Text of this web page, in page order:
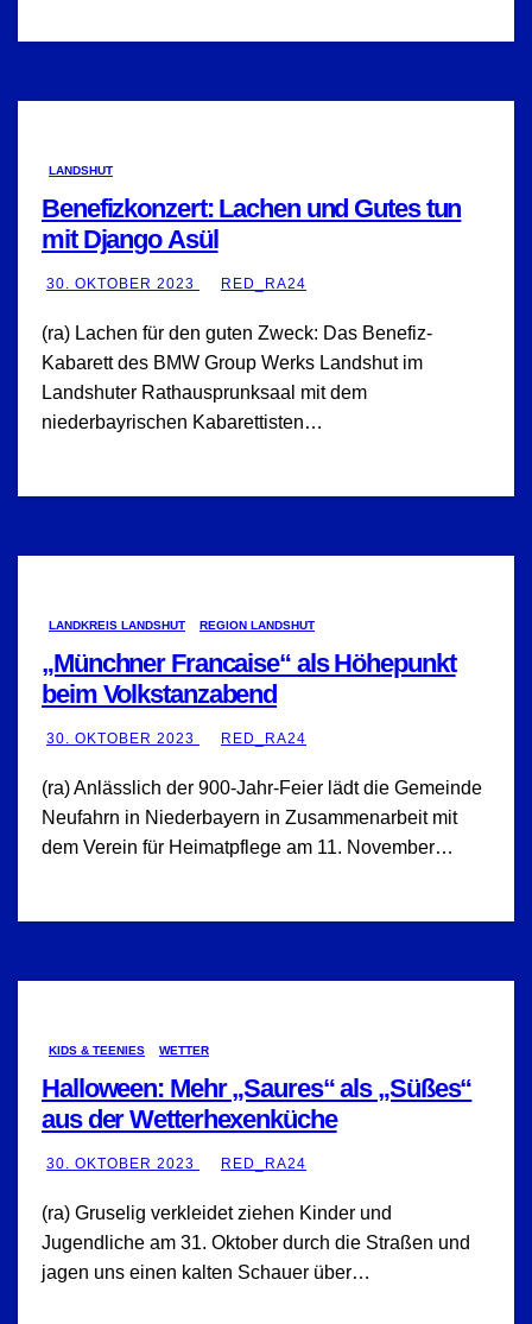
LANDSHUT
Benefizkonzert: Lachen und Gutes tun
mit Django Asül
30. OKTOBER 2023 RED_RA24
(ra) Lachen für den guten Zweck: Das Benefiz-
Kabarett des BMW Group Werks Landshut im
Landshuter Rathausprunksaal mit dem
niederbayrischen Kabarettisten…
LANDKREIS LANDSHUT REGION LANDSHUT
„Münchner Francaise“ als Höhepunkt
beim Volkstanzabend
30. OKTOBER 2023 RED_RA24
(ra) Anlässlich der 900-Jahr-Feier lädt die Gemeinde
Neufahrn in Niederbayern in Zusammenarbeit mit
dem Verein für Heimatpflege am 11. November…
KIDS & TEENIES WETTER
Halloween: Mehr „Saures“ als „Süßes“
aus der Wetterhexenküche
30. OKTOBER 2023 RED_RA24
(ra) Gruselig verkleidet ziehen Kinder und
Jugendliche am 31. Oktober durch die Straßen und
jagen uns einen kalten Schauer über…